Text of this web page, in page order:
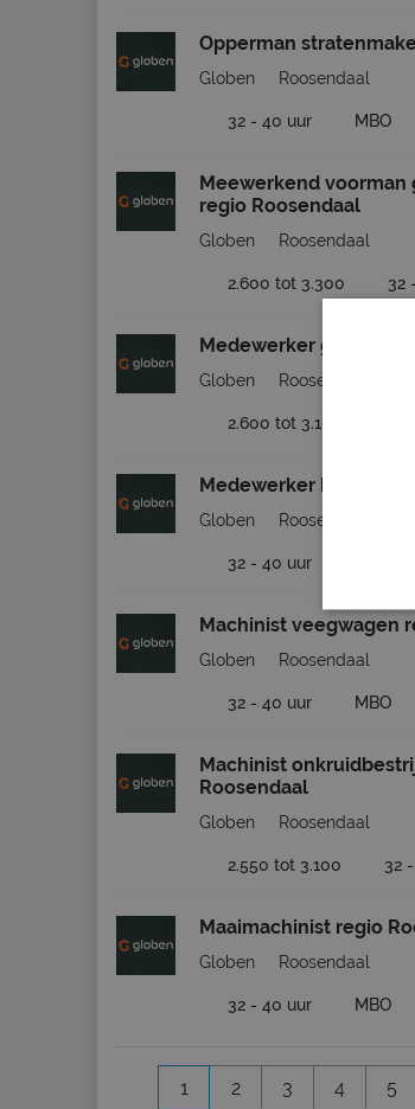
Opperman
Globen Roosendaal
32 - 40 uur MBO
Meewerkend voorman
regio Roosendaal
Globen Roosendaal
2.600 tot 3.300 32
Medewerker
Globen Roosendaal
2.600 tot 3.100
Medewerker
Globen Roosendaal
32 - 40 uur
Machinist veegwagen
Globen Roosendaal
32 - 40 uur MBO
Machinist
Roosendaal
Globen Roosendaal
2.550 tot 3.100 32
Maaimachinist regio
Globen Roosendaal
32 - 40 uur MBO
1 2 3 4 5